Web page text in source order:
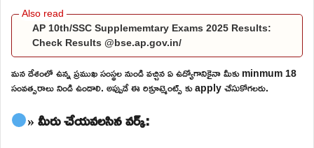
AP 10th/SSC Supplememtary Exams 2025 Results:
Check Results @bse.ap.gov.in/
మన దేశంలో ఉన్న ప్రముఖ సంస్థల నుండి వచ్చిన ఏ ఉద్యోగానికైనా మీకు minmum 18
సంవత్సరాలు నిండి ఉండాలి. అప్పుడే ఈ రిక్రూట్మెంట్స్ కు apply చేసుకోగలరు.
» మీరు చేయవలసిన వర్క్: